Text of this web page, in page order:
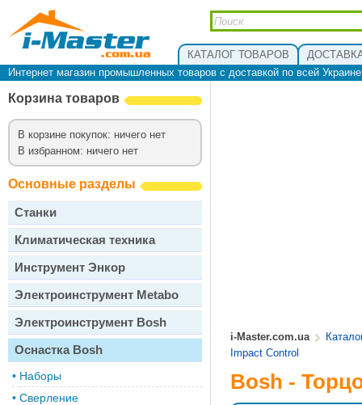
КАТАЛОГ ТОВАРОВ
Интернет магазин промышленных товаров с доставкой по всей
Корзина товаров
В корзине покупок: ничего нет
В избранном: ничего нет
Основные разделы
Станки
Климатическая техника
Инструмент Энкор
Электроинструмент Metabo
Электроинструмент Bosh
Оснастка Bosh
• Наборы
• Сверление
i-Master.com.ua
Impact Control
Bosh -